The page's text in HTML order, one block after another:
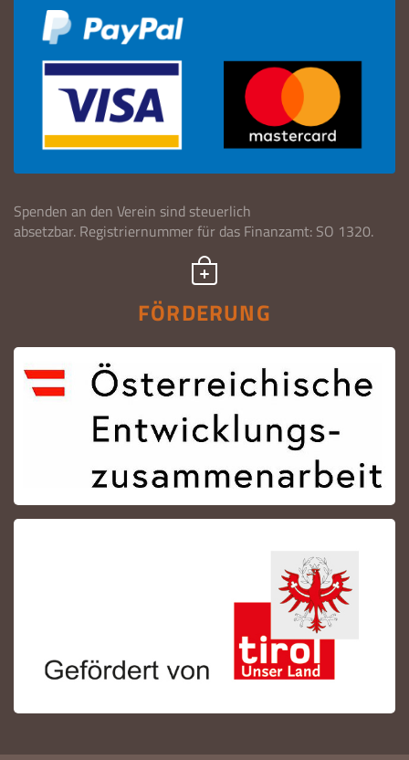
Spenden an den Verein sind steuerlich
absetzbar. Registriernummer für das Finanzamt: SO 1320.
FÖRDERUNG